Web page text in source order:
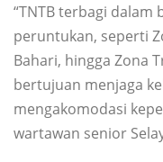
“TNTB terbagi dalam
peruntukan, seperti
Bahari, hingga Zona
bertujuan menjaga
mengakomodasi
wartawan senior